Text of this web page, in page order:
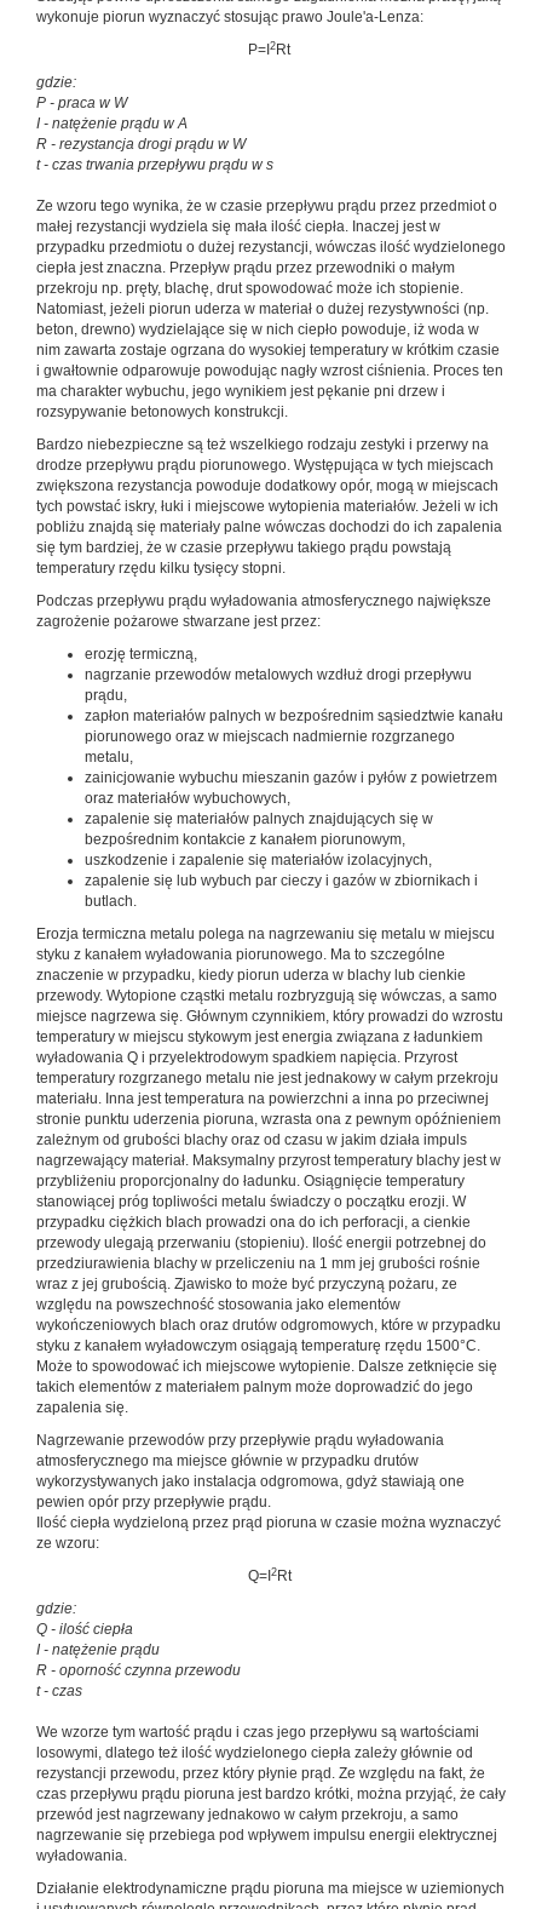
wykonuje piorun wyznaczyć stosując prawo Joule'a-Lenza:
P=I 2 Rt
gdzie:
P - praca w W
I - natężenie prądu w A
R - rezystancja drogi prądu w W
t - czas trwania przepływu prądu w s
Ze wzoru tego wynika, że w czasie przepływu prądu przez przedmiot o
małej rezystancji wydziela się mała ilość ciepła. Inaczej jest w
przypadku przedmiotu o dużej rezystancji, wówczas ilość wydzielonego
ciepła jest znaczna. Przepływ prądu przez przewodniki o małym
przekroju np. pręty, blachę, drut spowodować może ich stopienie.
Natomiast, jeżeli piorun uderza w materiał o dużej rezystywności (np.
beton, drewno) wydzielające się w nich ciepło powoduje, iż woda w
nim zawarta zostaje ogrzana do wysokiej temperatury w krótkim czasie
i gwałtownie odparowuje powodując nagły wzrost ciśnienia. Proces ten
ma charakter wybuchu, jego wynikiem jest pękanie pni drzew i
rozsypywanie betonowych konstrukcji.
Bardzo niebezpieczne są też wszelkiego rodzaju zestyki i przerwy na
drodze przepływu prądu piorunowego. Występująca w tych miejscach
zwiększona rezystancja powoduje dodatkowy opór, mogą w miejscach
tych powstać iskry, łuki i miejscowe wytopienia materiałów. Jeżeli w ich
pobliżu znajdą się materiały palne wówczas dochodzi do ich zapalenia
się tym bardziej, że w czasie przepływu takiego prądu powstają
temperatury rzędu kilku tysięcy stopni.
Podczas przepływu prądu wyładowania atmosferycznego największe
zagrożenie pożarowe stwarzane jest przez:
erozję termiczną,
nagrzanie przewodów metalowych wzdłuż drogi przepływu
prądu,
zapłon materiałów palnych w bezpośrednim sąsiedztwie kanału
piorunowego oraz w miejscach nadmiernie rozgrzanego
metalu,
zainicjowanie wybuchu mieszanin gazów i pyłów z powietrzem
oraz materiałów wybuchowych,
zapalenie się materiałów palnych znajdujących się w
bezpośrednim kontakcie z kanałem piorunowym,
uszkodzenie i zapalenie się materiałów izolacyjnych,
zapalenie się lub wybuch par cieczy i gazów w zbiornikach i
butlach.
Erozja termiczna metalu polega na nagrzewaniu się metalu w miejscu
styku z kanałem wyładowania piorunowego. Ma to szczególne
znaczenie w przypadku, kiedy piorun uderza w blachy lub cienkie
przewody. Wytopione cząstki metalu rozbryzgują się wówczas, a samo
miejsce nagrzewa się. Głównym czynnikiem, który prowadzi do wzrostu
temperatury w miejscu stykowym jest energia związana z ładunkiem
wyładowania Q i przyelektrodowym spadkiem napięcia. Przyrost
temperatury rozgrzanego metalu nie jest jednakowy w całym przekroju
materiału. Inna jest temperatura na powierzchni a inna po przeciwnej
stronie punktu uderzenia pioruna, wzrasta ona z pewnym opóźnieniem
zależnym od grubości blachy oraz od czasu w jakim działa impuls
nagrzewający materiał. Maksymalny przyrost temperatury blachy jest w
przybliżeniu proporcjonalny do ładunku. Osiągnięcie temperatury
stanowiącej próg topliwości metalu świadczy o początku erozji. W
przypadku ciężkich blach prowadzi ona do ich perforacji, a cienkie
przewody ulegają przerwaniu (stopieniu). Ilość energii potrzebnej do
przedziurawienia blachy w przeliczeniu na 1 mm jej grubości rośnie
wraz z jej grubością. Zjawisko to może być przyczyną pożaru, ze
względu na powszechność stosowania jako elementów
wykończeniowych blach oraz drutów odgromowych, które w przypadku
styku z kanałem wyładowczym osiągają temperaturę rzędu 1500°C.
Może to spowodować ich miejscowe wytopienie. Dalsze zetknięcie się
takich elementów z materiałem palnym może doprowadzić do jego
zapalenia się.
Nagrzewanie przewodów przy przepływie prądu wyładowania
atmosferycznego ma miejsce głównie w przypadku drutów
wykorzystywanych jako instalacja odgromowa, gdyż stawiają one
pewien opór przy przepływie prądu.
Ilość ciepła wydzieloną przez prąd pioruna w czasie można wyznaczyć
ze wzoru:
Q=I 2Rt
gdzie:
Q - ilość ciepła
I - natężenie prądu
R - oporność czynna przewodu
t - czas
We wzorze tym wartość prądu i czas jego przepływu są wartościami
losowymi, dlatego też ilość wydzielonego ciepła zależy głównie od
rezystancji przewodu, przez który płynie prąd. Ze względu na fakt, że
czas przepływu prądu pioruna jest bardzo krótki, można przyjąć, że cały
przewód jest nagrzewany jednakowo w całym przekroju, a samo
nagrzewanie się przebiega pod wpływem impulsu energii elektrycznej
wyładowania.
Działanie elektrodynamiczne prądu pioruna ma miejsce w uziemionych